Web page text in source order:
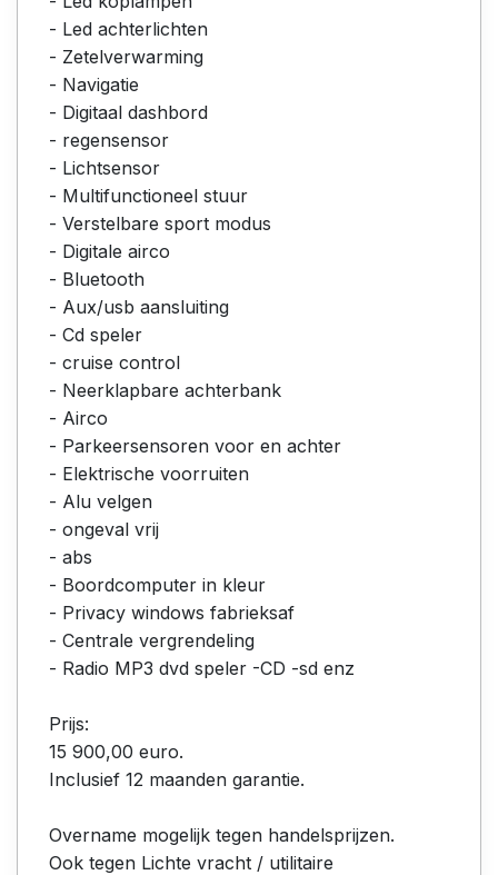
- Led achterlichten
- Zetelverwarming
- Navigatie
- Digitaal dashbord
- regensensor
- Lichtsensor
- Multifunctioneel stuur
- Verstelbare sport modus
- Digitale airco
- Bluetooth
- Aux/usb aansluiting
- Cd speler
- cruise control
- Neerklapbare achterbank
- Airco
- Parkeersensoren voor en achter
- Elektrische voorruiten
- Alu velgen
- ongeval vrij
- abs
- Boordcomputer in kleur
- Privacy windows fabrieksaf
- Centrale vergrendeling
- Radio MP3 dvd speler -CD -sd enz
Prijs:
15 900,00 euro.
Inclusief 12 maanden garantie.
Overname mogelijk tegen handelsprijzen.
Ook tegen Lichte vracht / utilitaire